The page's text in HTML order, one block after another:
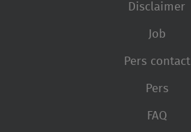
Disclaimer
Job
Pers contact
Pers
FAQ